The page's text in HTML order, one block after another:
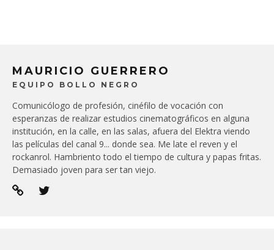
MAURICIO GUERRERO
EQUIPO BOLLO NEGRO
Comunicólogo de profesión, cinéfilo de vocación con
esperanzas de realizar estudios cinematográficos en alguna
institución, en la calle, en las salas, afuera del Elektra viendo
las películas del canal 9... donde sea. Me late el reven y el
rockanrol. Hambriento todo el tiempo de cultura y papas fritas.
Demasiado joven para ser tan viejo.